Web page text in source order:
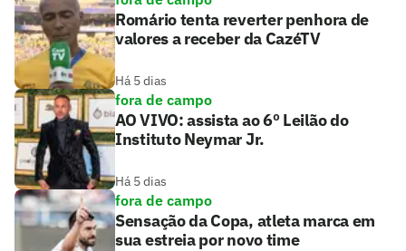
Romário tenta reverter penhora de
valores a receber da CazéTV
Há 5 dias
fora de campo
AO VIVO: assista ao 6º Leilão do
Instituto Neymar Jr.
Há 5 dias
fora de campo
Sensação da Copa, atleta marca em
sua estreia por novo time